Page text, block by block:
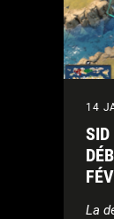
14
La